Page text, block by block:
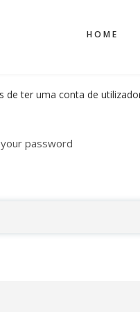
HOME
de ter uma conta de
password